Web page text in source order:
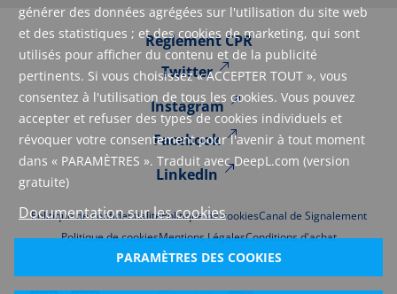
générer des données agrégées sur l'utilisation du site web
et des statistiques ; et des cookies de marketing, qui sont
utilisés pour afficher du contenu et de la publicité
pertinents. Si vous choisissez « ACCEPTER TOUT », vous
consentez à l'utilisation de tous les cookies. Vous pouvez
accepter et refuser des types de cookies individuels et
révoquer votre consentement pour l'avenir à tout moment
dans « PARAMÈTRES ». Traduit avec DeepL.com (version
gratuite)
Documentation sur les cookies
PARAMÈTRES DES COOKIES
Règlement CPR
Twitter
Instagram
Facebook
LinkedIn
Politique de confidentialitéPolitique de cookiesCanal de Signalement
Politique de cookiesMentions LégalesConditions d'achat